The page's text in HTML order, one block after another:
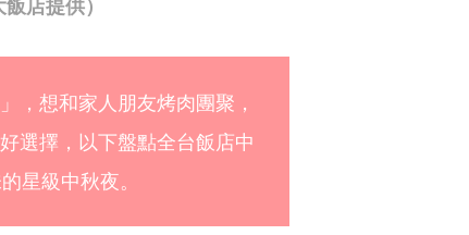
，想和家人朋友烤肉團聚，
選擇，以下盤點全台飯店中
星級中秋夜。